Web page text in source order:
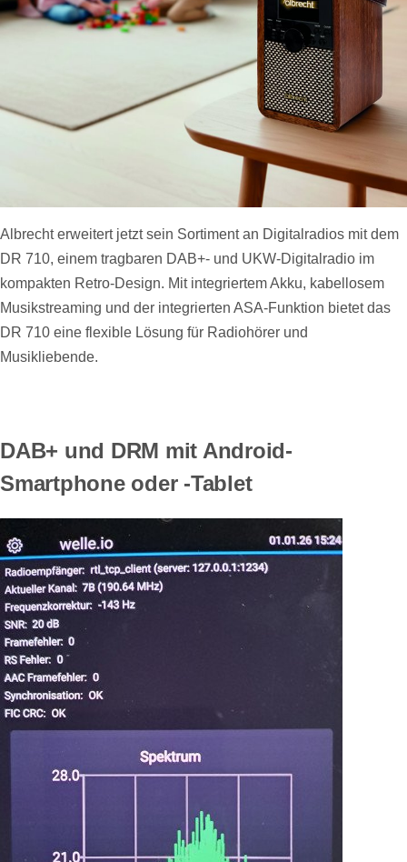
Albrecht erweitert jetzt sein Sortiment an Digitalradios mit dem
DR 710, einem tragbaren DAB+- und UKW-Digitalradio im
kompakten Retro-Design. Mit integriertem Akku, kabellosem
Musikstreaming und der integrierten ASA-Funktion bietet das
DR 710 eine flexible Lösung für Radiohörer und
Musikliebende.
DAB+ und DRM mit Android-
Smartphone oder -Tablet